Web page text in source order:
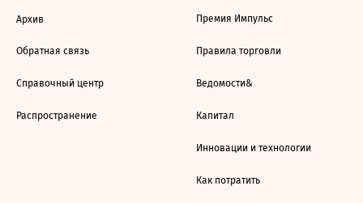
Архив
Обратная связь
Справочный центр
Распространение
Премия Импульс
Правила торговли
Ведомости&
Капитал
Инновации и технологии
Как потратить